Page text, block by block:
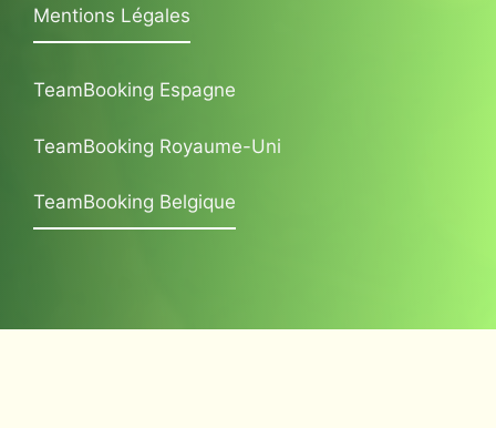
Mentions Légales
TeamBooking Espagne
TeamBooking Royaume-Uni
TeamBooking Belgique